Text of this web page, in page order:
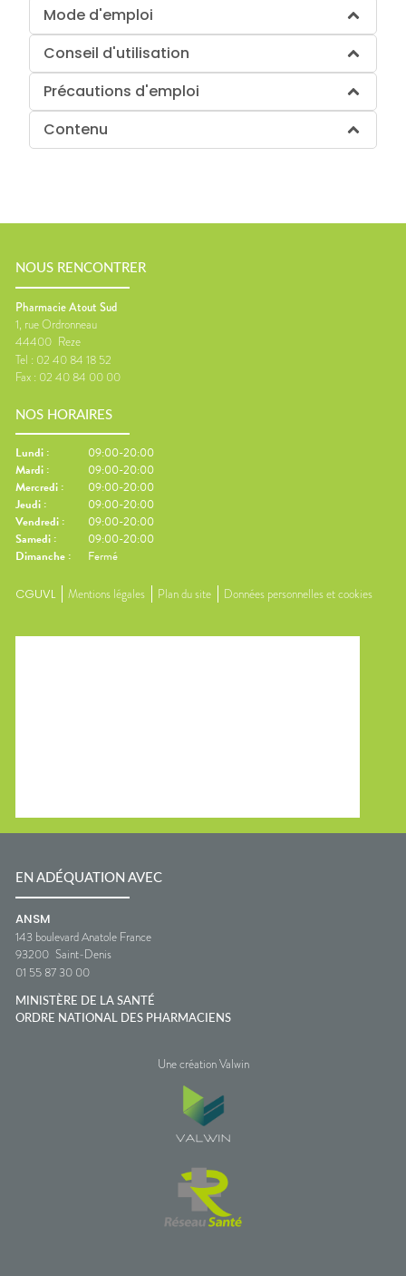
Mode d'emploi
Conseil d'utilisation
Précautions d'emploi
Contenu
NOUS RENCONTRER
Pharmacie Atout Sud
1, rue Ordronneau
44400 Reze
Tel : 02 40 84 18 52
Fax : 02 40 84 00 00
NOS HORAIRES
Lundi :
09:00-20:00
Mardi :
09:00-20:00
Mercredi :
09:00-20:00
Jeudi :
09:00-20:00
Vendredi :
09:00-20:00
Samedi :
09:00-20:00
Dimanche : Fermé
CGUVL Mentions légales Plan du site Données personnelles et cookies
EN ADÉQUATION AVEC
ANSM
143 boulevard Anatole France
93200 Saint-Denis
01 55 87 30 00
MINISTÈRE DE LA SANTÉ
ORDRE NATIONAL DES PHARMACIENS
Une création Valwin